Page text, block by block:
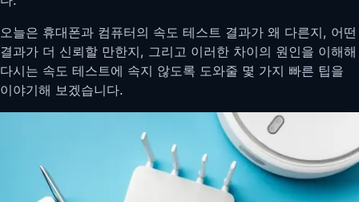
오늘은 휴대폰과 컴퓨터의 속도 테스트 결과가 왜 다른지, 어떤
결과가 더 신뢰할 만한지, 그리고 이러한 차이의 원인을 이해해
다시는 속도 테스트에 속지 않도록 도와줄 몇 가지 빠른 팁을
이야기해 보겠습니다.